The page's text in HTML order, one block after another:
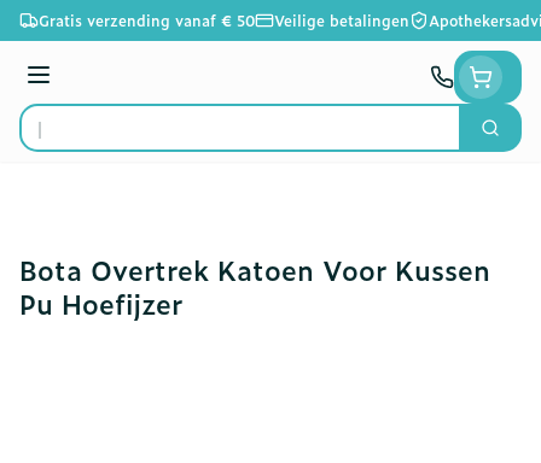
Ga naar de inhoud
Gratis verzending vanaf € 50 Veilige betalingen
Menu
Product, merk, categorie...
Zoek
Bota Overtrek Katoen Voor Kussen
Pu Hoefijzer